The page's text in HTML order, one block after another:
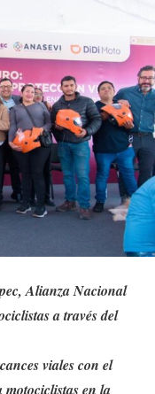
Alianza Nacional
a través del
viales con el
en la